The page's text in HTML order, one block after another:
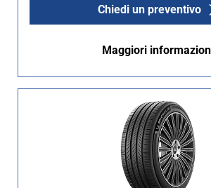
Chiedi un preventivo
Maggiori